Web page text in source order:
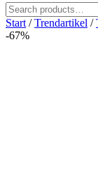
for:
Start /Trendartikel /
-67%